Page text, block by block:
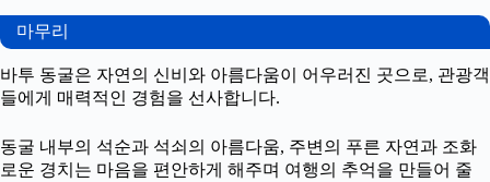
마무리
바투 동굴은 자연의 신비와 아름다움이 어우러진 곳으로, 관광객
들에게 매력적인 경험을 선사합니다.
동굴 내부의 석순과 석쇠의 아름다움, 주변의 푸른 자연과 조화
로운 경치는 마음을 편안하게 해주며 여행의 추억을 만들어 줄